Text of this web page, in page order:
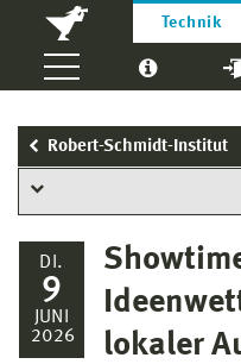
Technik
Robert-Schmidt-Institut
DI.
9
JUNI
2026
lokaler